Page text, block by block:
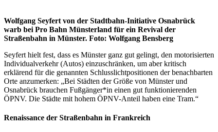
Wolfgang Seyfert von der Stadtbahn-Initiative Osnabrück
warb bei Pro Bahn Münsterland für ein Revival der
Straßenbahn in Münster. Foto: Wolfgang Bensberg
Seyfert hielt fest, dass es Münster ganz gut gelingt, den motorisierten
Individualverkehr (Autos) einzuschränken, um aber kritisch
erklärend für die genannten Schlusslichtpositionen der benachbarten
Orte anzumerken: „Bei Städten der Größe von Münster und
Osnabrück brauchen Fußgänger*in einen gut funktionierenden
ÖPNV. Die Städte mit hohem ÖPNV-Anteil haben eine Tram.“
Renaissance der Straßenbahn in Frankreich